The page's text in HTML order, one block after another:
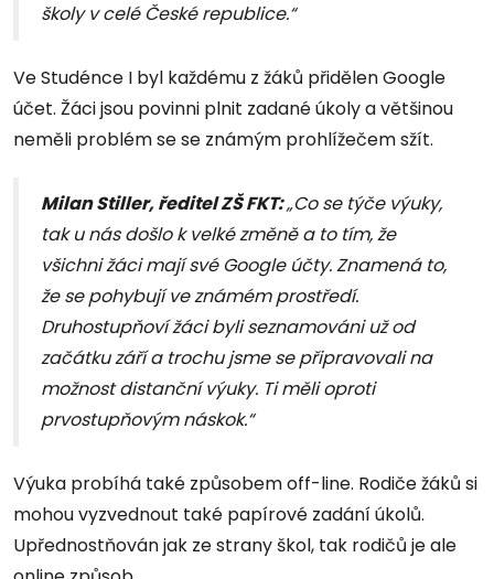
školy v celé České republice.“
Ve Studénce I byl každému z žáků přidělen Google
účet. Žáci jsou povinni plnit zadané úkoly a většinou
neměli problém se se známým prohlížečem sžít.
Milan Stiller, ředitel ZŠ FKT:„Co se týče výuky,
tak u nás došlo k velké změně a to tím, že
všichni žáci mají své Google účty. Znamená to,
že se pohybují ve známém prostředí.
Druhostupňoví žáci byli seznamováni už od
začátku září a trochu jsme se připravovali na
možnost distanční výuky. Ti měli oproti
prvostupňovým náskok.“
Výuka probíhá také způsobem off-line. Rodiče žáků si
mohou vyzvednout také papírové zadání úkolů.
Upřednostňován jak ze strany škol, tak rodičů je ale